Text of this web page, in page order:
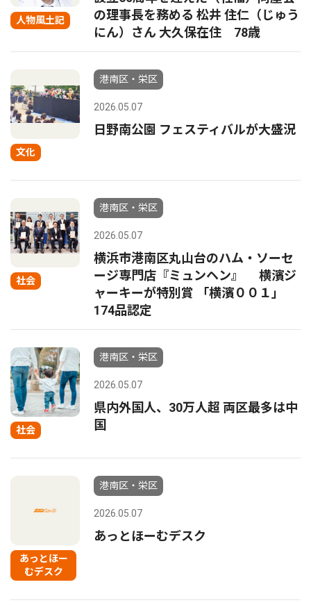
人物風土記
の理事長を務める 松井 住仁（じゅう
にん）さん 大久保在住 78歳
文化
港南区・栄区
2026.05.07
日野南公園 フェスティバルが大盛況
社会
港南区・栄区
2026.05.07
横浜市港南区丸山台のハム・ソーセ
ージ専門店『ミュンヘン』 横濱ジ
ャーキーが特別賞 「横濱００１」
174品認定
社会
港南区・栄区
2026.05.07
県内外国人、30万人超 両区最多は中
国
あっとほー
むデスク
港南区・栄区
2026.05.07
あっとほーむデスク